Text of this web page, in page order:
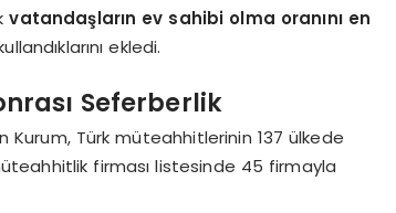
vatandaşların ev sahibi olma oranını en
ekledi.
Seferberlik
Kurum, Türk müteahhitlerinin 137 ülkede
firması listesinde 45 firmayla